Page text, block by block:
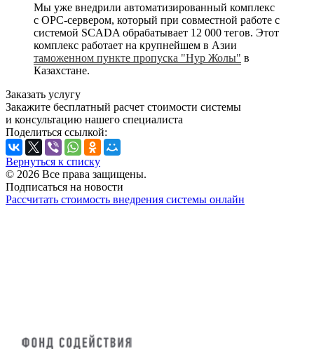
Мы уже внедрили автоматизированный комплекс
с ОРС-сервером, который при совместной работе с
системой SCADA обрабатывает 12 000 тегов. Этот
комплекс работает на крупнейшем в Азии
таможенном пункте пропуска "Нур Жолы" в
Казахстане.
Заказать услугу
Закажите бесплатный расчет стоимости системы
и консультацию нашего специалиста
Поделиться ссылкой:
Вернуться к списку
© 2026 Все права защищены.
Подписаться на новости
Рассчитать стоимость внедрения системы онлайн